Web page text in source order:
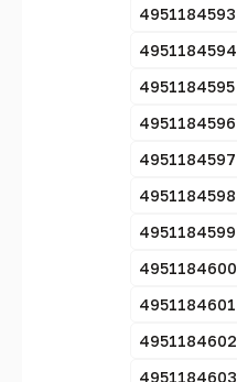
4951184593
4951184594
4951184595
4951184596
4951184597
4951184598
4951184599
4951184600
4951184601
4951184602
4951184603